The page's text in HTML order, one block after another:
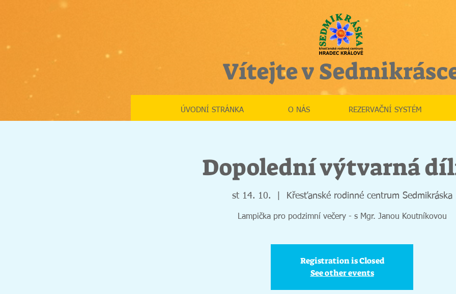
Vítejte v
ÚVODNÍ STRÁNKA O NÁS REZERVAČNÍ SYSTÉM
Dopolední výtvarná
st 14. 10. Křesťanské rodinné centrum Sedmikráska
Lampička pro podzimní večery - s Mgr. Janou Koutníkovou
Registration is Closed
See other events